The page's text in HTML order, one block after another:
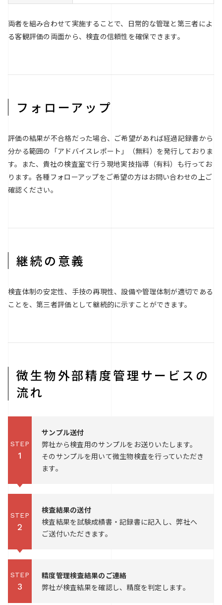
両者を組み合わせて実施することで、日常的な管理と第三者によ
る客観評価の両面から、検査の信頼性を確保できます。
フォローアップ
評価の結果が不合格だった場合、ご希望があれば経過記録書から
分かる範囲の「アドバイスレポート」（無料）を発行しておりま
す。また、貴社の検査室で行う現地実技指導（有料）も行ってお
ります。各種フォローアップをご希望の方はお問い合わせの上ご
確認ください。
継続の意義
検査体制の安定性、手技の再現性、設備や管理体制が適切である
ことを、第三者評価として継続的に示すことができます。
微生物外部精度管理サービスの
流れ
STEP
1
サンプル送付
弊社から検査用のサンプルをお送りいたします。
そのサンプルを用いて微生物検査を行っていただき
ます。
STEP
2
検査結果の送付
検査結果を試験成績書・記録書に記入し、弊社へ
ご送付いただきます。
STEP
3
精度管理検査結果のご連絡
弊社が検査結果を確認し、精度を判定します。